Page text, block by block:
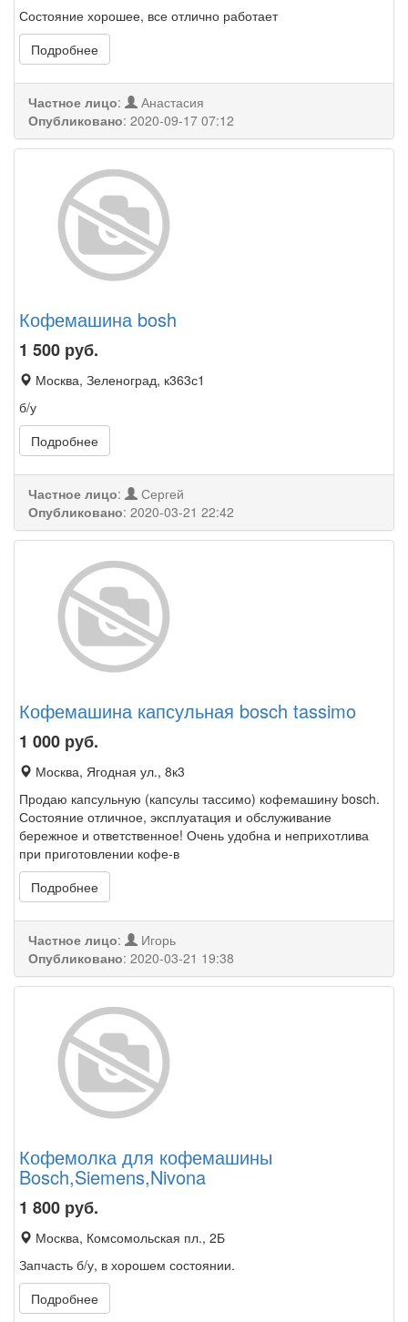
Состояние хорошее, все отлично работает
Подробнее
Частное лицо:
Анастасия
Опубликовано: 2020-09-17 07:12
Кофемашина bosh
1 500 руб.
Москва, Зеленоград, к363с1
б/у
Подробнее
Частное лицо:
Сергей
Опубликовано: 2020-03-21 22:42
Кофемашина капсульная bosch tassimo
1 000 руб.
Москва, Ягодная ул., 8к3
Продаю капсульную (капсулы тассимо) кофемашину bosch.
Состояние отличное, эксплуатация и обслуживание
бережное и ответственное! Очень удобна и неприхотлива
при приготовлении кофе-в
Подробнее
Частное лицо:
Игорь
Опубликовано: 2020-03-21 19:38
Кофемолка для кофемашины
Bosch,Siemens,Nivona
1 800 руб.
Москва, Комсомольская пл., 2Б
Запчасть б/у, в хорошем состоянии.
Подробнее